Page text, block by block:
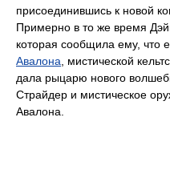
присоединившись к новой
Примерно в то же время
которая сообщила ему, что
Авалона , мистической
дала рыцарю нового
Страйдер и мистическое
Авалона.